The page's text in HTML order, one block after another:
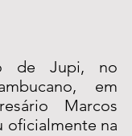
de Jupi, no
em
Marcos
oficialmente na